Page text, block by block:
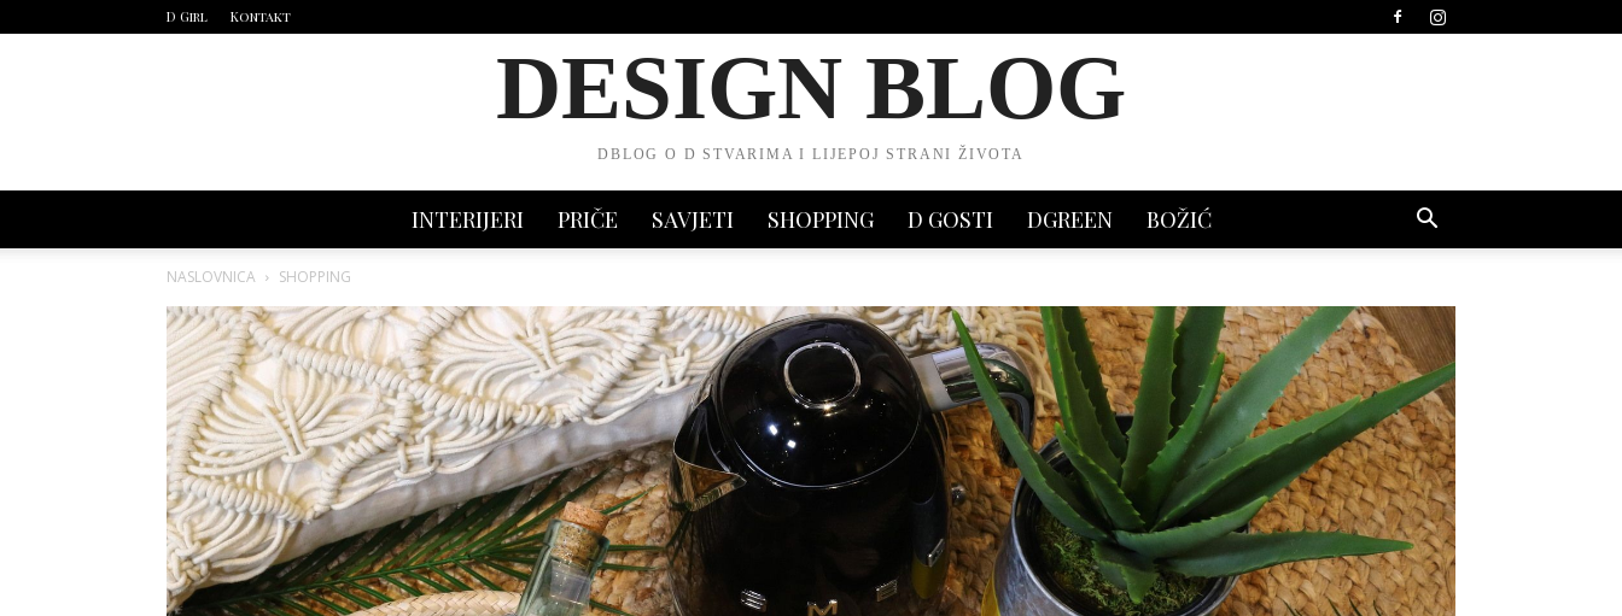
D Girl Kontakt
DESIGN BLOG
DBLOG O D STVARIMA I LIJEPOJ STRANI ŽIVOTA
INTERIJERI PRIČE SAVJETI SHOPPING D GOSTI DGREEN BOŽIĆ
NASLOVNICA SHOPPING